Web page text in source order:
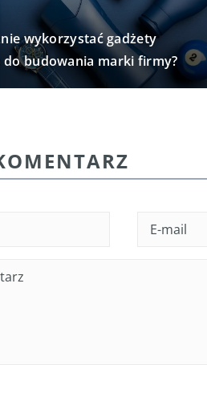
wykorzystać gadżety
do budowania marki firmy?